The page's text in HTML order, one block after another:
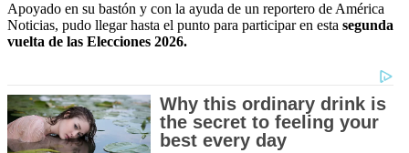
Apoyado en su bastón y con la ayuda de un reportero de América
Noticias, pudo llegar hasta el punto para participar en esta segunda
vuelta de las Elecciones 2026.